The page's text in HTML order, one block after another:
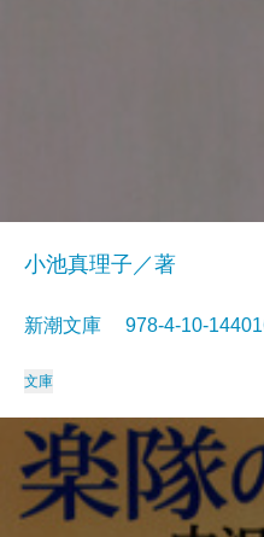
小池真理子／著
新潮文庫 978-4-10-
文庫